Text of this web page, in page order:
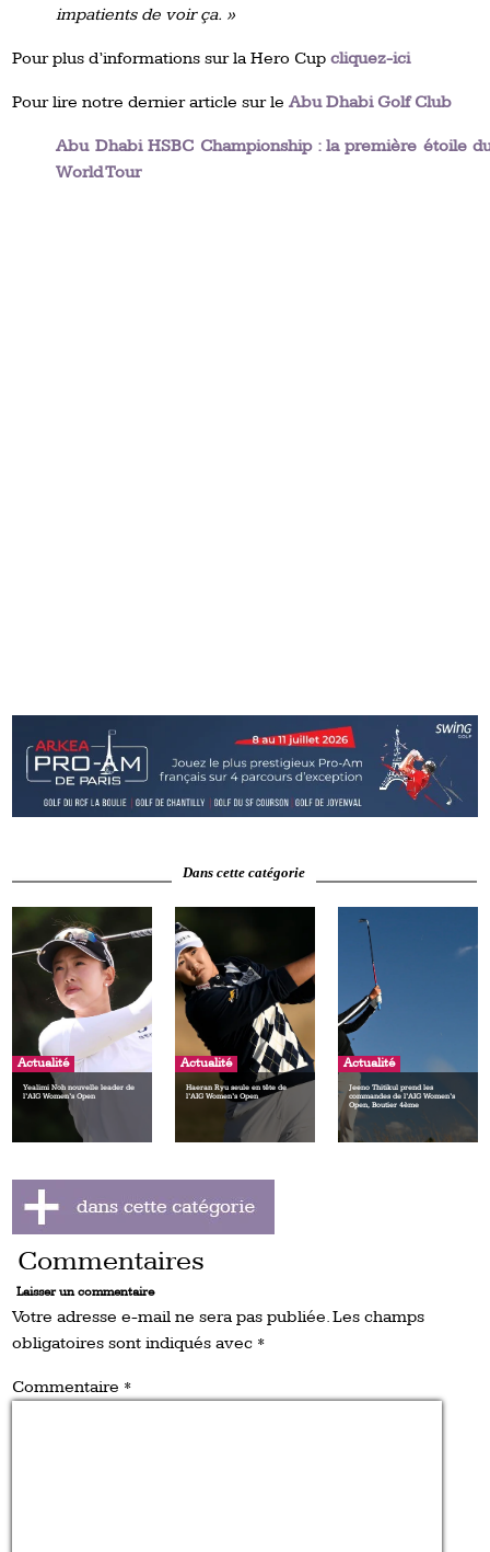
impatients de voir ça. »
Pour plus d’informations sur la Hero Cupcliquez-ici
Pour lire notre dernier article sur leAbu Dhabi Golf Club
Abu Dhabi HSBC Championship : la première étoile
World Tour
Dans cette catégorie
Actualité
Yealimi Noh nouvelle leader de
l’AIG Women’s Open
Actualité
Haeran Ryu seule en tête de
l’AIG Women’s Open
Actualité
Jeeno Thitikul prend les
commandes de l’AIG Women’s
Open, Boutier 4ème
Commentaires
Laisser un commentaire
Votre adresse e-mail ne sera pas publiée.Les champs
obligatoires sont indiqués avec *
Commentaire *